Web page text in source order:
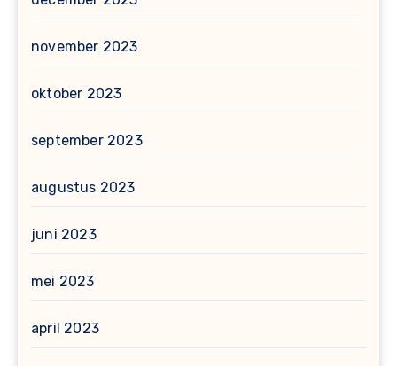
november 2023
oktober 2023
september 2023
augustus 2023
juni 2023
mei 2023
april 2023